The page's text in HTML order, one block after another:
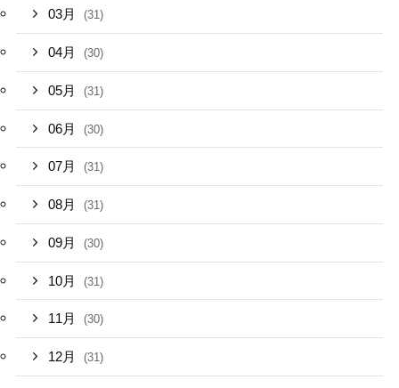
03月 (31)
04月 (30)
05月 (31)
06月 (30)
07月 (31)
08月 (31)
09月 (30)
10月 (31)
11月 (30)
12月 (31)